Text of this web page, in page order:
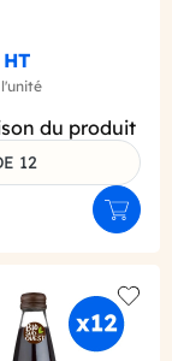
HT
l'unité
du produit
12
Add